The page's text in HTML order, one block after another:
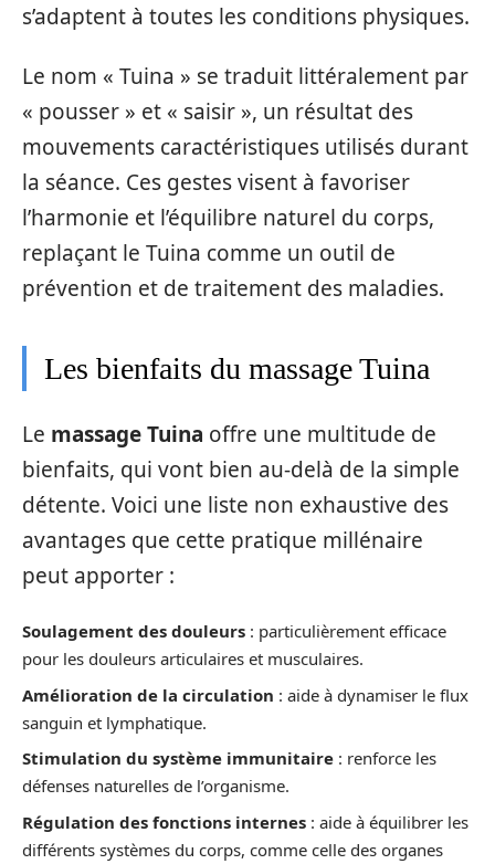
s’adaptent à toutes les conditions physiques.
Le nom « Tuina » se traduit littéralement par
« pousser » et « saisir », un résultat des
mouvements caractéristiques utilisés durant
la séance. Ces gestes visent à favoriser
l’harmonie et l’équilibre naturel du corps,
replaçant le Tuina comme un outil de
prévention et de traitement des maladies.
Les bienfaits du massage Tuina
Le massage Tuina offre une multitude de
bienfaits, qui vont bien au-delà de la simple
détente. Voici une liste non exhaustive des
avantages que cette pratique millénaire
peut apporter :
Soulagement des douleurs : particulièrement efficace
pour les douleurs articulaires et musculaires.
Amélioration de la circulation : aide à dynamiser le flux
sanguin et lymphatique.
Stimulation du système immunitaire : renforce les
défenses naturelles de l’organisme.
Régulation des fonctions internes : aide à équilibrer les
différents systèmes du corps, comme celle des organes